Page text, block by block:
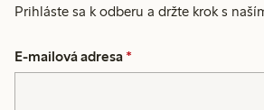
Prihláste sa k odberu a držte krok s
E-mailová adresa *